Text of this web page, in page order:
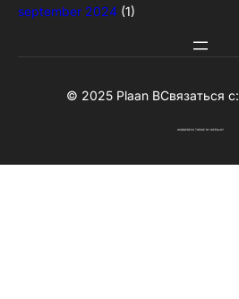
september 2024 (1)
© 2025 Plaan BСвязаться с:
WORDPRESS THEME BY WPENJOY